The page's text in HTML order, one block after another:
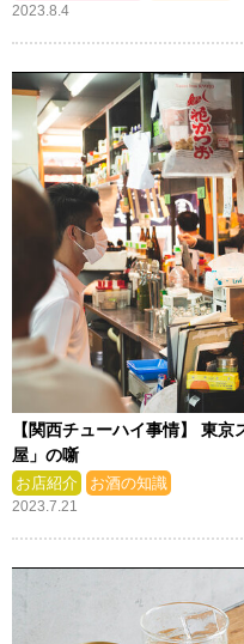
2023.8.4
【関西チューハイ事情】 東
屋」の噺
お店紹介 お酒の知識
2023.7.21